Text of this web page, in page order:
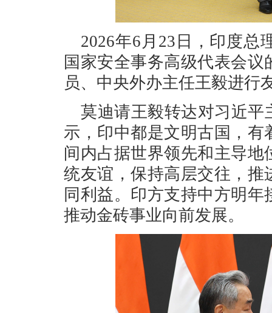
2026年6月23日，印度总
国家安全事务高级代表会
员、中央外办主任王毅进行
莫迪请王毅转达对习近平
示，印中都是文明古国，
间内占据世界领先和主导
统友谊，保持高层交往，
同利益。印方支持中方明
推动金砖事业向前发展。